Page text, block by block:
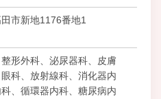
市新地1176番地1
形外科、泌尿器科、皮膚
科、放射線科、消化器内
、循環器内科、糖尿病内